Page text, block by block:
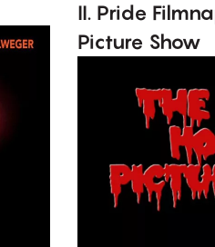
II. Pride
Picture Show